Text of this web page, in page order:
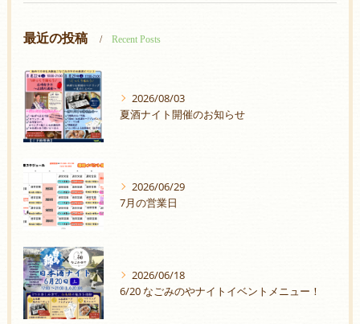
最近の投稿 Recent Posts
2026/08/03
夏酒ナイト開催のお知らせ
2026/06/29
7月の営業日
2026/06/18
6/20 なごみのやナイトイベントメニュー！